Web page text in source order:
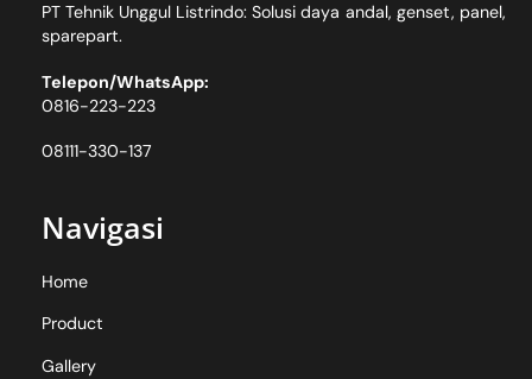
PT Tehnik Unggul Listrindo: Solusi daya andal, genset, panel,
sparepart.
Telepon/WhatsApp:
0816-223-223
08111-330-137
Navigasi
Home
Product
Gallery